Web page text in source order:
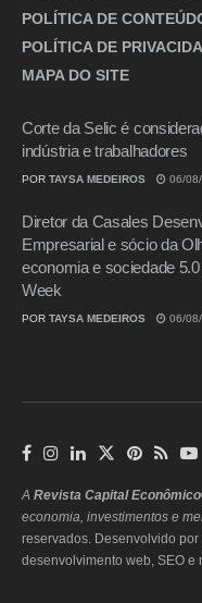
POLÍTICA DE
POLÍTICA DE
MAPA DO SITE
Corte da Selic é
indústria e trabalhadores
POR TAYSA MEDEIROS 06/
Diretor da Casales
Empresarial e sócio da
economia e sociedade
Week
POR TAYSA MEDEIROS 06/
A Revista Capital
economia, investimentos e
reservados. Desenvolvido por
desenvolvimento web, SEO e